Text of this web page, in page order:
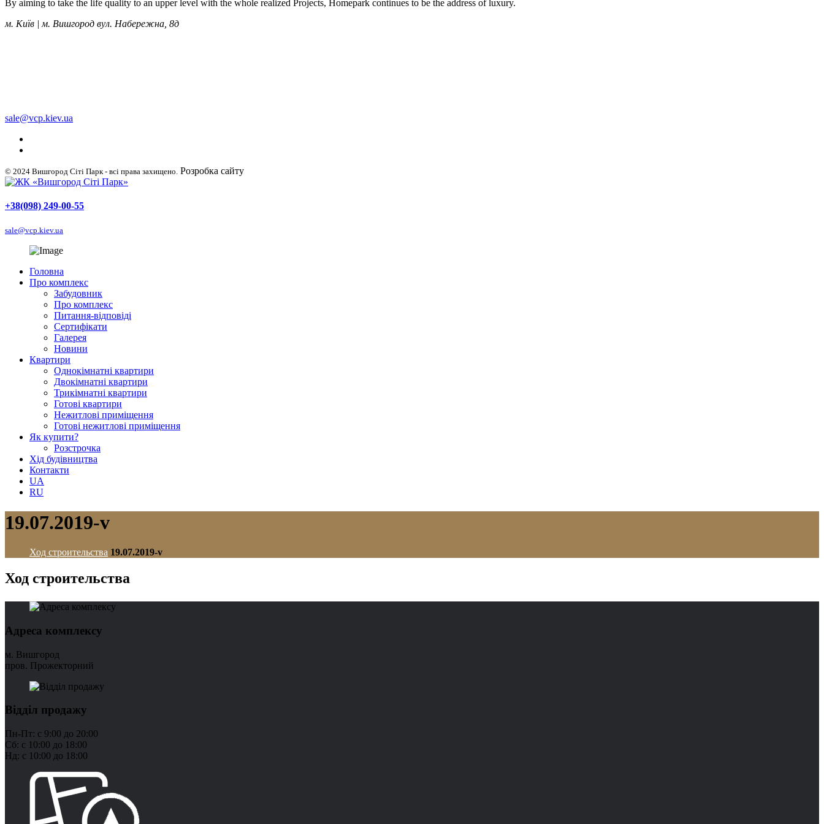
By aiming to take the life quality to an upper level with the whole realized Projects, Homepark continues to be the address of luxury.
м. Київ | м. Вишгород вул. Набережна, 8д
sale@vcp.kiev.ua
© 2024 Вишгород Сіті Парк - всі права захищено. Розробка сайту
+38(098) 249-00-55
sale@vcp.kiev.ua
Головна
Про комплекс
Забудовник
Про комплекс
Питання-відповіді
Сертифікати
Галерея
Новини
Квартири
Однокімнатні квартири
Двокімнатні квартири
Трикімнатні квартири
Готові квартири
Нежитлові приміщення
Готові нежитлові приміщення
Як купити?
Розстрочка
Хід будівництва
Контакти
UA
RU
19.07.2019-v
Ход строительства 19.07.2019-v
Ход строительства
Адреса комплексу
м. Вишгород
пров. Прожекторний
Відділ продажу
Пн-Пт: с 9:00 до 20:00
Сб: с 10:00 до 18:00
Нд: с 10:00 до 18:00